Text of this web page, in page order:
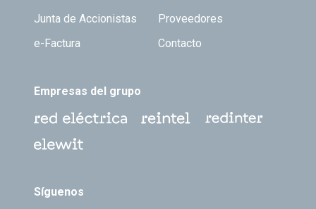
Junta de Accionistas
Proveedores
e-Factura
Contacto
Empresas del grupo
Síguenos